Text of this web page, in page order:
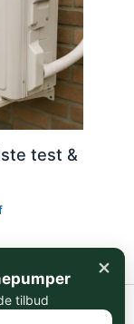
test &
Powered by Astra
×
tilbud